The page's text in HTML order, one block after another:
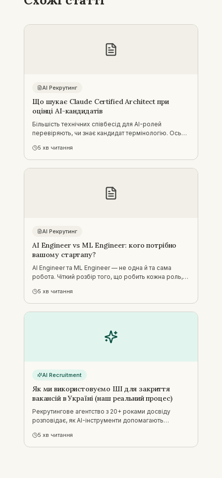
AI Рекрутинг
Що шукає Claude Certified Architect при
оцінці AI-кандидатів
Більшість технічних співбесід для AI-ролей
перевіряють, чи знає кандидат термінологію. Ось
Certified Architect — щоб відрізнити реальне
production-судження від відрепетируваної
відповіді.
5 хв читання
AI Рекрутинг
AI Engineer vs ML Engineer: кого потрібно
вашому стартапу?
AI Engineer та ML Engineer — не одна й та сама
робота. Чіткий розбір того, що робить кожна роль,
тут коштує втраченого циклу найму.
5 хв читання
AI Recruitment
Як ми використовуємо ШІ для закриття
вакансій в Україні (наш реальний процес)
Рекрутингове агентство з 20+ роками досвіду
розповідає, як AI-інструменти допомагають
швидше — без втрати людського судження, яке
закриває угоди.
5 хв читання